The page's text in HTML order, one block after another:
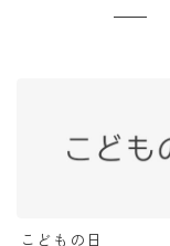
こどもの日